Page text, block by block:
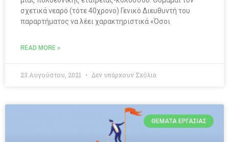
σχετικά νεαρό (τότε 40χρονο) Γενικό Διευθυντή του
παραρτήματος να λέει χαρακτηριστικά «Όσοι
READ MORE »
23 Αυγούστου, 2021 Δεν υπάρχουν Σχόλια
ΘΈΜΑΤΑ ΕΡΓΑΣΊΑΣ